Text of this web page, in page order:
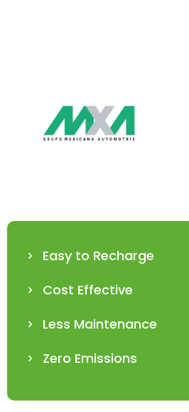
Easy to Recharge
Cost Effective
Less Maintenance
Zero Emissions